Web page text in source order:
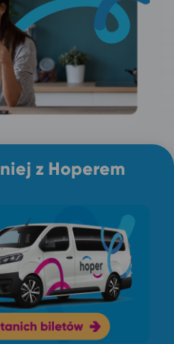
z Hoperem